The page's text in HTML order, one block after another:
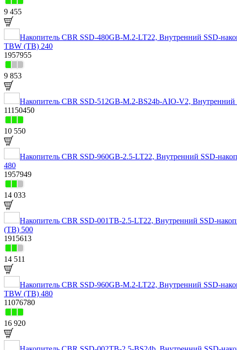
9 455
Накопитель CBR SSD-480GB-M.2-LT22, Внутренний SSD-
TBW (TB) 240
1957955
9 853
Накопитель CBR SSD-512GB-M.2-BS24b-AIO-V2,
11150450
10 550
Накопитель CBR SSD-960GB-2.5-LT22, Внутренний SSD-
480
1957949
14 033
Накопитель CBR SSD-001TB-2.5-LT22, Внутренний SSD-
(TB) 500
1915613
14 511
Накопитель CBR SSD-960GB-M.2-LT22, Внутренний SSD-
TBW (TB) 480
11076780
16 920